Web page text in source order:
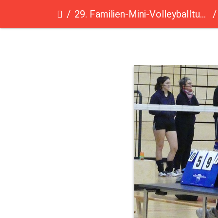
29. Familien-Mini-Volleyballturnier des Saarländischen Volleyballverbandes